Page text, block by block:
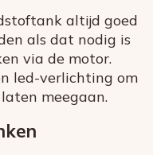
altijd goed
als dat nodig is
via de motor.
led-verlichting om
meegaan.